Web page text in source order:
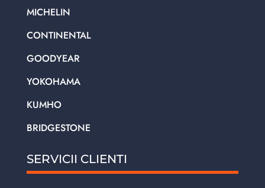
MICHELIN
CONTINENTAL
GOODYEAR
YOKOHAMA
KUMHO
BRIDGESTONE
SERVICII CLIENTI